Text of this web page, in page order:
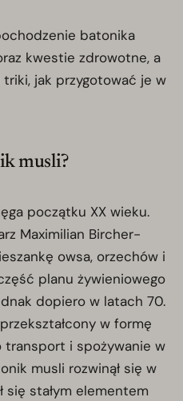
batonika
kwestie zdrowotne, a
jak przygotować je w
musli?
początku XX wieku.
Maximilian Bircher-
owsa, orzechów i
planu żywieniowego
dopiero w latach 70.
w formę
transport i spożywanie w
musli rozwinął się w
się stałym elementem